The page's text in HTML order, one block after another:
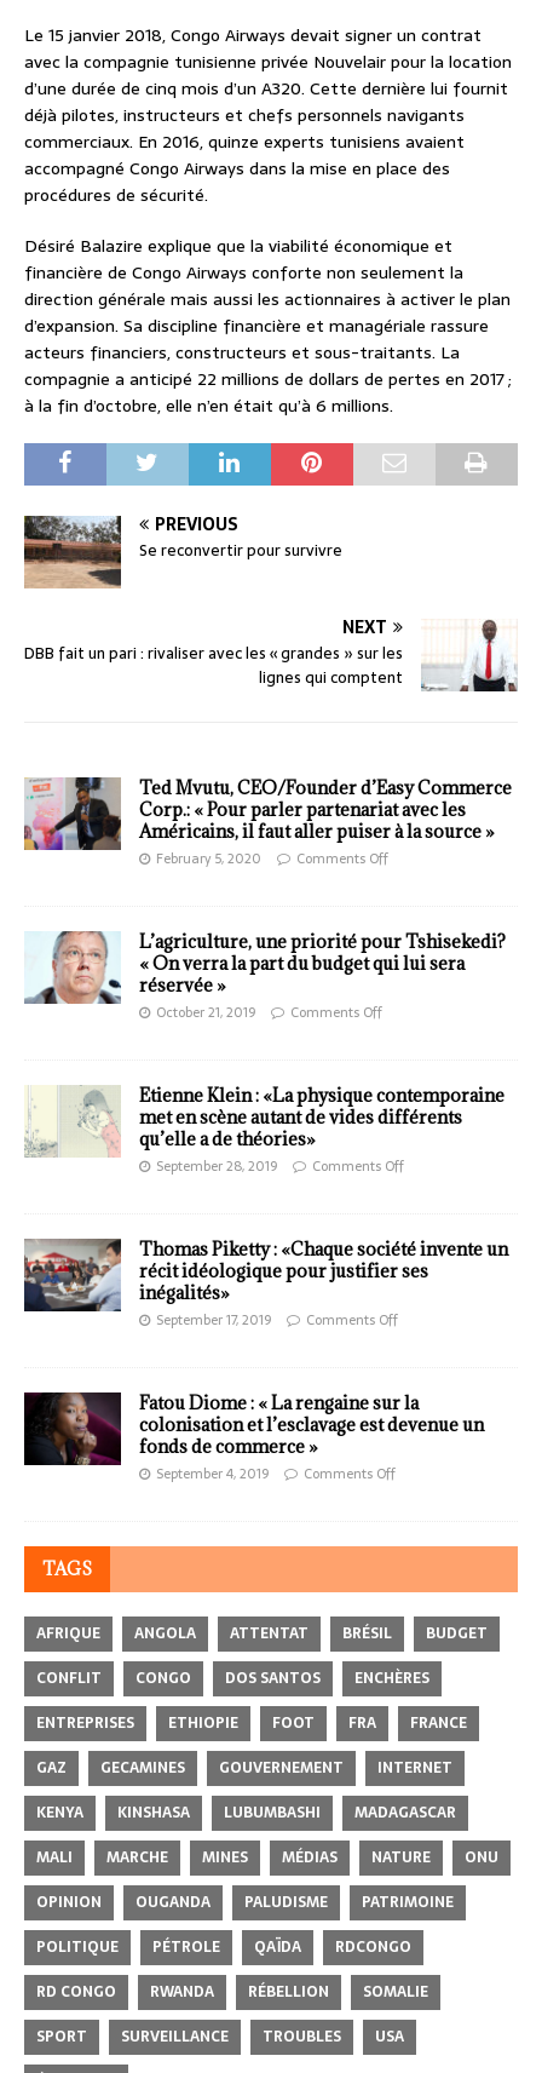
Le 15 janvier 2018, Congo Airways devait signer un contrat
avec la compagnie tunisienne privée Nouvelair pour la location
d’une durée de cinq mois d’un A320. Cette dernière lui fournit
déjà pilotes, instructeurs et chefs personnels navigants
commerciaux. En 2016, quinze experts tunisiens avaient
accompagné Congo Airways dans la mise en place des
procédures de sécurité.
Désiré Balazire explique que la viabilité économique et
financière de Congo Airways conforte non seulement la
direction générale mais aussi les actionnaires à activer le plan
d’expansion. Sa discipline financière et managériale rassure
acteurs financiers, constructeurs et sous-traitants. La
compagnie a anticipé 22 millions de dollars de pertes en 2017 ;
à la fin d’octobre, elle n’en était qu’à 6 millions.
PREVIOUS
Se reconvertir pour survivre
NEXT
DBB fait un pari : rivaliser avec les « grandes » sur les
lignes qui comptent
Ted Mvutu, CEO/Founder d’Easy Commerce
Corp.: « Pour parler partenariat avec les
Américains, il faut aller puiser à la source »
February 5, 2020 Comments Off
L’agriculture, une priorité pour Tshisekedi?
« On verra la part du budget qui lui sera
réservée »
October 21, 2019 Comments Off
Etienne Klein : «La physique contemporaine
met en scène autant de vides différents
qu’elle a de théories»
September 28, 2019 Comments Off
Thomas Piketty : «Chaque société invente un
récit idéologique pour justifier ses
inégalités»
September 17, 2019 Comments Off
Fatou Diome : « La rengaine sur la
colonisation et l’esclavage est devenue un
fonds de commerce »
September 4, 2019 Comments Off
TAGS
AFRIQUE ANGOLA ATTENTAT BRÉSIL
BUDGET
CONFLIT
CONGO DOS SANTOS
ENCHÈRES
ENTREPRISES
ETHIOPIE FOOT FRA
FRANCE
GAZ
GECAMINES GOUVERNEMENT
INTERNET
KENYA
KINSHASA LUBUMBASHI
MADAGASCAR
MALI
MARCHE MINES MÉDIAS NATURE
ONU
OPINION
OUGANDA PALUDISME
PATRIMOINE
POLITIQUE
PÉTROLE QAÏDA
RDCONGO
RD CONGO
RWANDA RÉBELLION
SOMALIE
SPORT
SURVEILLANCE TROUBLES
USA